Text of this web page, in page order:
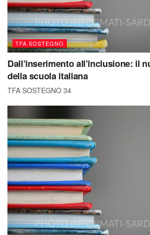
TFA SOSTEGNO
Dall’inserimento all’inclusione: il
della scuola italiana
TFA SOSTEGNO 34